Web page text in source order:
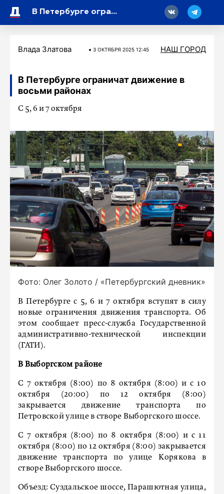
В Петербурге ограничат движение в восьми районах
Влада Златова 3 ОКТЯБРЯ 2025 12:45 НАШ ГОРОД
В Петербурге ограничат движение в
восьми районах
С 5, 6 и 7 октября
Фото: Олег Золото / «Петербургский дневник»
В Петербурге с 5, 6 и 7 октября вступят в силу
новые ограничения движения транспорта. Об
этом сообщает пресс-служба Государственной
административно-технической инспекции
(ГАТИ).
В Выборгском районе
С 7 октября (8:00) по 8 октября (8:00) и с 10
октября (20:00) по 12 октября (8:00)
закрывается движение транспорта по
Петровской улице в створе Выборгского шоссе.
С 7 октября (8:00) по 8 октября (8:00) и с 11
октября (8:00) по 12 октября (8:00) закрывается
движение транспорта по улице Корякова в
створе Выборгского шоссе.
Объезд: Суздальское шоссе, Парашютная улица,